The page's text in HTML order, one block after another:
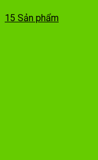
15 Sản phẩm